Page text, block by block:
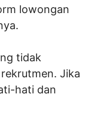
lowongan
tidak
Jika
hati dan